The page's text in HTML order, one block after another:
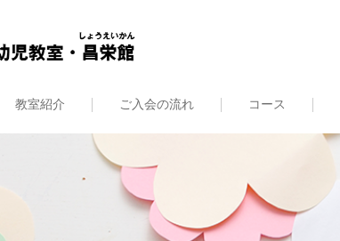
教室紹介 ご入会の流れ コース